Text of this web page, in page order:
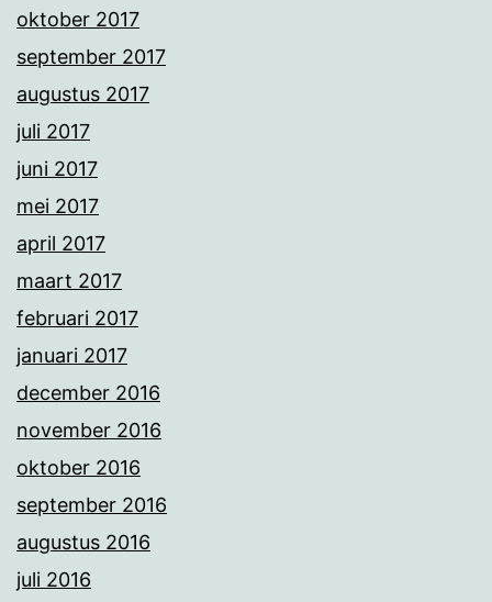
oktober 2017
september 2017
augustus 2017
juli 2017
juni 2017
mei 2017
april 2017
maart 2017
februari 2017
januari 2017
december 2016
november 2016
oktober 2016
september 2016
augustus 2016
juli 2016